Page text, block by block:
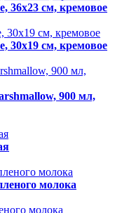
36х23 см, кремовое
30х19 см, кремовое
900 мл,
молока